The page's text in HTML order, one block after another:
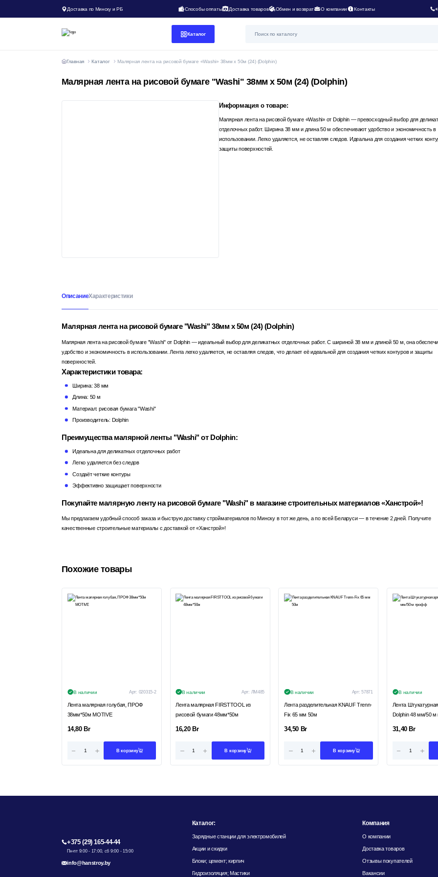
Доставка по Минску и РБ Способы оплаты Доставка товаров Обмен и возврат О компании Контакты
Каталог
Главная Каталог Малярная лента на рисовой бумаге «Washi» 38мм х 50м (24) (Dolphin)
Малярная лента на рисовой бумаге "Washi" 38мм х 50м (24) (Dolphin)
Информация о товаре:
Малярная лента на рисовой бумаге «Washi» от Dolphin — превосходный выбор для
отделочных работ. Ширина 38 мм и длина 50 м обеспечивают удобство и экономичность в
использовании. Легко удаляется, не оставляя следов. Идеальна для создания четких
защиты поверхностей.
ОписаниеХарактеристики
Малярная лента на рисовой бумаге "Washi" 38мм х 50м (24) (Dolphin)
Малярная лента на рисовой бумаге "Washi" от Dolphin — идеальный выбор для деликатных отделочных работ. С шириной 38 мм и длиной 50 м, она
удобство и экономичность в использовании. Лента легко удаляется, не оставляя следов, что делает её идеальной для создания четких контуров и защиты
поверхностей.
Характеристики товара:
Ширина: 38 мм
Длина: 50 м
Материал: рисовая бумага "Washi"
Производитель: Dolphin
Преимущества малярной ленты "Washi" от Dolphin:
Идеальна для деликатных отделочных работ
Легко удаляется без следов
Создаёт четкие контуры
Эффективно защищает поверхности
Покупайте малярную ленту на рисовой бумаге "Washi" в магазине строительных материалов «Ханстрой»!
Мы предлагаем удобный способ заказа и быструю доставку стройматериалов по Минску в тот же день, а по всей Беларуси — в течение 2 дней. Получите
качественные строительные материалы с доставкой от «Ханстрой»!
Похожие товары
В наличии Арт: 020315-2
Лента малярная голубая, ПРОФ
38мм*50м MOTIVE
14,80 Br
В корзину
В наличии Арт: ЛМ485
Лента малярная FIRSTTOOL из
рисовой бумаги 48мм*50м
16,20 Br
В корзину
В наличии Арт:57871
Лента разделительная KNAUF Trenn-
Fix 65 мм 50м
34,50 Br
В корзину
В наличии
Лента
Dolphin 48 мм/50
31,40 Br
+375 (29) 165-44-44
Пн-пт 9:00 - 17:00, сб 9:00 - 15:00
info@hanstroy.by
Каталог:
Зарядные станции для электромобилей
Акции и скидки
Блоки; цемент; кирпич
Гидроизоляция; Мастики
Компания
О компании
Доставка товаров
Отзывы покупателей
Вакансии